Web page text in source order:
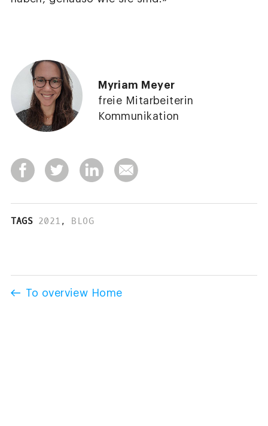
Myriam Meyer
freie Mitarbeiterin
Kommunikation
TAGS 2021 , BLOG
To overview Home